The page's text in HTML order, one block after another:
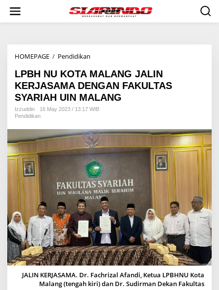
i
HOMEPAGE / Pendidikan
B
H
N
U
K
A
M
A
L
A
N
G
J
A
L
I
N
K
E
R
J
A
S
LPBH NU KOTA MALANG JALIN
KERJASAMA DENGAN FAKULTAS
SYARIAH UIN MALANG
Izzuddin
16 May 2023 / 13:17 WIB
Pendidikan
JALIN KERJASAMA. Dr. Fachrizal Afandi, Ketua LPBHNU Kota
Malang (tengah kiri) dan Dr. Sudirman Dekan Fakultas